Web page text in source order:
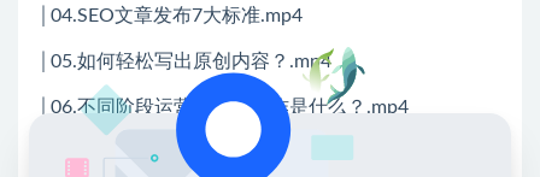
│04.SEO文章发布7大标准.mp4
│05.如何轻松写出原创内容？.mp4
│06.不同阶段运营的标准动作是什么？.mp4
├─五、高阶打法篇：移动SEO排名